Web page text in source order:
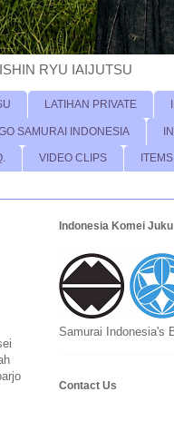
RYU IAIJUTSU
LATIHAN PRIVATE
SAMURAI INDONESIA
VIDEO CLIPS
Indonesia Komei Juku
Samurai Indonesia's
Contact Us